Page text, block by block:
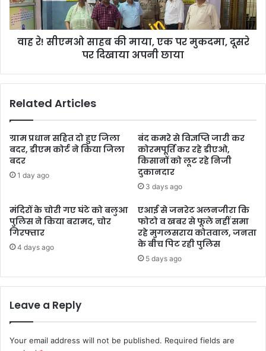
वाह रे! सीएमओ साहब की माया, एक पर मुकदमा, दूसरे
पर दिखाया अपनी छाया
Related Articles
ग्राम प्रधान सहित दो हुए जिला
बदर, डीएम कोर्ट ने किया जिला
बदर
1 day ago
बंद कमरे से विज्ञप्ति जारी कर
कोरमपूर्ति कर रहे डीएओ,
किसानों को लूट रहे निजी
दुकानदार
3 days ago
मंदिरों के चोरी गए घंटे को बलुआ
पुलिस ने किया बरामद, चोर
गिरफ्तार
4 days ago
एआई से जनरेट अलनजीरा कि
फोटो व खबर से फूले नहीं समा
रहे मुगलसराय कोतवाल, जनता
के बीच पिट रही पुलिस
5 days ago
Leave a Reply
Your email address will not be published. Required fields are